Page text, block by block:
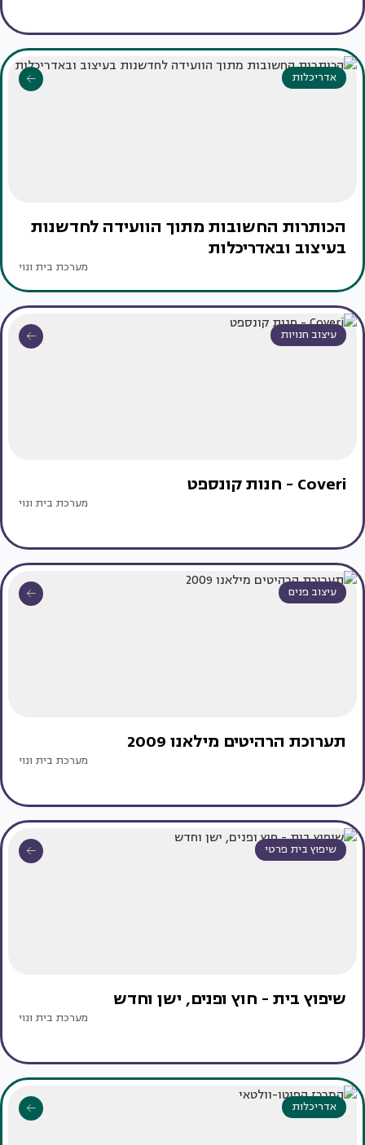
אדריכלות
הכותרות החשובות מתוך הוועידה לחדשנות
בעיצוב ובאדריכלות
מערכת בית ונוי
עיצוב חנויות
Coveri - חנות קונספט
מערכת בית ונוי
עיצוב פנים
תערוכת הרהיטים מילאנו 2009
מערכת בית ונוי
שיפוץ בית פרטי
שיפוץ בית - חוץ ופנים, ישן וחדש
מערכת בית ונוי
אדריכלות